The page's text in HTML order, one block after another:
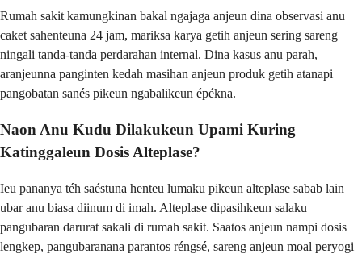
Rumah sakit kamungkinan bakal ngajaga anjeun dina observasi anu
caket sahenteuna 24 jam, mariksa karya getih anjeun sering sareng
ningali tanda-tanda perdarahan internal. Dina kasus anu parah,
aranjeunna panginten kedah masihan anjeun produk getih atanapi
pangobatan sanés pikeun ngabalikeun épékna.
Naon Anu Kudu Dilakukeun Upami Kuring
Katinggaleun Dosis Alteplase?
Ieu pananya téh saéstuna henteu lumaku pikeun alteplase sabab lain
ubar anu biasa diinum di imah. Alteplase dipasihkeun salaku
pangubaran darurat sakali di rumah sakit. Saatos anjeun nampi dosis
lengkep, pangubaranana parantos réngsé, sareng anjeun moal peryogi